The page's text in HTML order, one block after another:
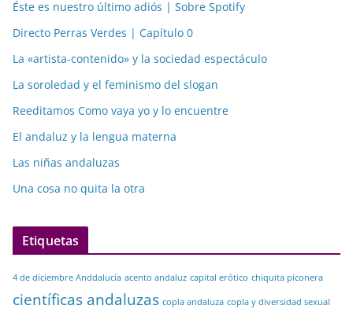
Éste es nuestro último adiós | Sobre Spotify
Directo Perras Verdes | Capítulo 0
La «artista-contenido» y la sociedad espectáculo
La soroledad y el feminismo del slogan
Reeditamos Como vaya yo y lo encuentre
El andaluz y la lengua materna
Las niñas andaluzas
Una cosa no quita la otra
Etiquetas
4 de diciembre Anddalucía acento andaluz capital erótico chiquita piconera
científicas andaluzas copla andaluza copla y diversidad sexual